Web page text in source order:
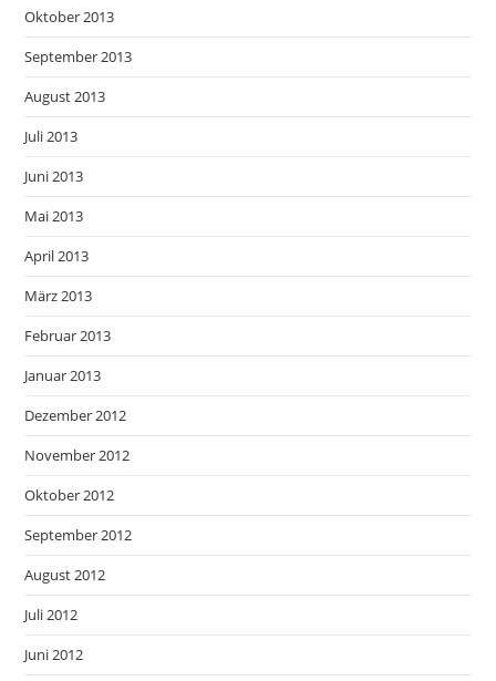
Oktober 2013
September 2013
August 2013
Juli 2013
Juni 2013
Mai 2013
April 2013
März 2013
Februar 2013
Januar 2013
Dezember 2012
November 2012
Oktober 2012
September 2012
August 2012
Juli 2012
Juni 2012